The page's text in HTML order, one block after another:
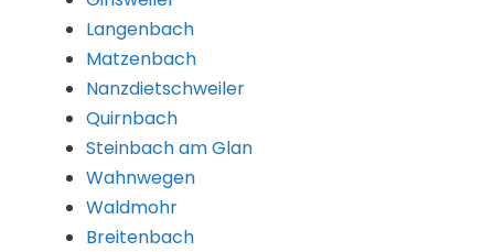
Langenbach
Matzenbach
Nanzdietschweiler
Quirnbach
Steinbach am Glan
Wahnwegen
Waldmohr
Breitenbach